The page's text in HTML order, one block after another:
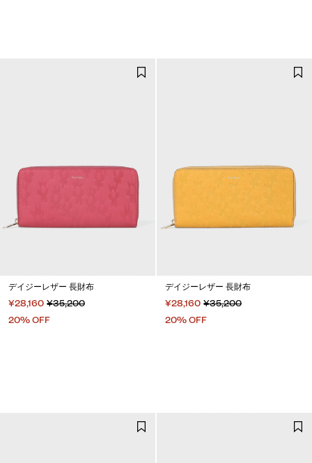
デイジーレザー 長財布
¥28,160 ¥35,200
20% OFF
デイジーレザー 長財布
¥28,160 ¥35,200
20% OFF